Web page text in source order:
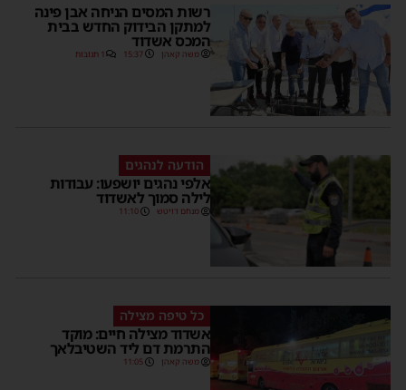
רשות המסים הניחה אבן פינה
למתקן הבידוק החדש בבית
המכס אשדוד
משה קאהן 15:37 1 תגובות
הודעה לנהגים
אלפי נהגים יושפעו: עבודות
לילה סמוך לאשדוד
מנחם דויטש 11:10
כל טיפה מצילה
אשדוד מצילה חיים: מוקד
התרמת דם ליד השטיבלאך
משה קאהן 11:05